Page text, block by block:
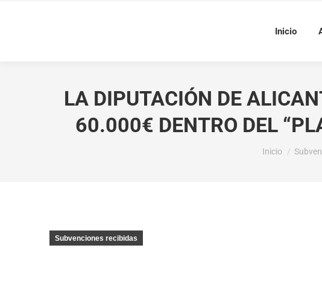
Inicio
LA DIPUTACIÓN DE
60.000€ DENTRO DEL
Estás aquí:
Inicio
Subvenciones recibidas